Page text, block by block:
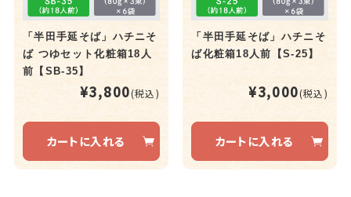
「半田手延そば」ハチニそ
ば つゆセット化粧箱18人
前【SB-35】
¥3,800(税込)
カートに入れる
「半田手延そば」ハチニそ
ば化粧箱18人前【S-25】
¥3,000(税込)
カートに入れる